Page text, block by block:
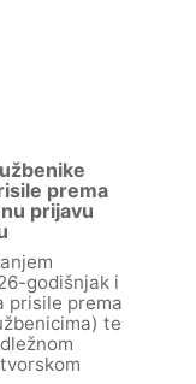
prema
prijavu
godišnjak i
prisile prema
te